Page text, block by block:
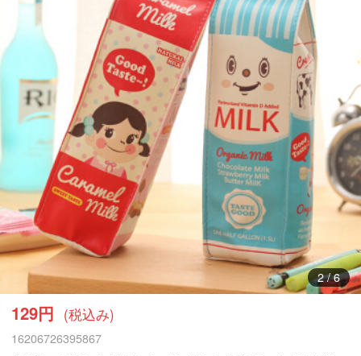
4/6
129円 (税込み)
16206726395867